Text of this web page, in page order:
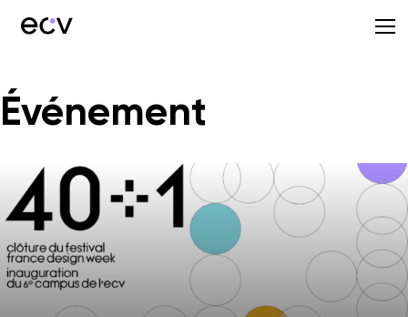
Événement